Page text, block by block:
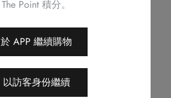
The Point 積分。
於 APP 繼續購物
以訪客身份繼續